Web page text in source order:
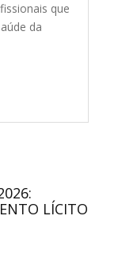
que
da
LÍCITO